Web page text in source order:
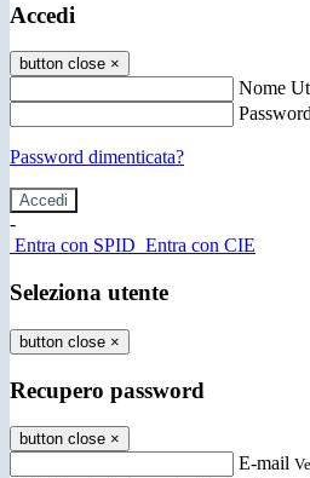
Accedi
button close ×
Nome
Password dimenticata?
-
Entra con SPID Entra con CIE
Seleziona utente
button close ×
Recupero password
button close ×
E-mail